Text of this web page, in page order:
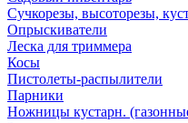
Сучкорезы, высоторезы,
Опрыскиватели
Леска для триммера
Косы
Пистолеты-распылители
Парники
Ножницы кустарн.